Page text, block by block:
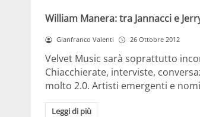
William Manera: tra Jannacci e
Gianfranco Valenti 26 Ottobre 2012
Velvet Music sarà soprattutto
Chiacchierate, interviste,
molto 2.0. Artisti emergenti e
Leggi di più